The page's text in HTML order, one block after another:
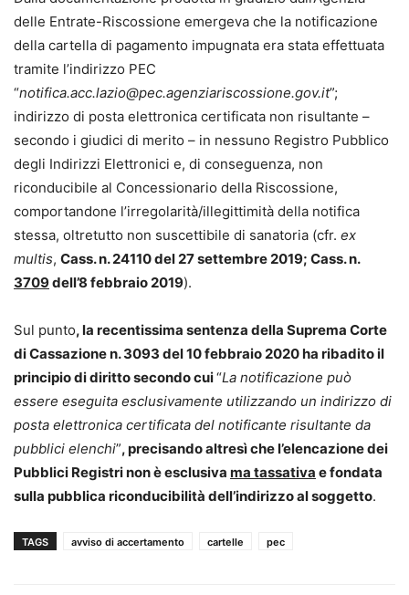
delle Entrate-Riscossione emergeva che la notificazione
della cartella di pagamento impugnata era stata effettuata
tramite l’indirizzo PEC
“notifica.acc.lazio@pec.agenziariscossione.gov.it”;
indirizzo di posta elettronica certificata non risultante –
secondo i giudici di merito – in nessuno Registro Pubblico
degli Indirizzi Elettronici e, di conseguenza, non
riconducibile al Concessionario della Riscossione,
comportandone l’irregolarità/illegittimità della notifica
stessa, oltretutto non suscettibile di sanatoria (cfr. ex
multis, Cass. n. 24110 del 27 settembre 2019; Cass. n.
3709dell’8 febbraio 2019).
Sul punto, la recentissima sentenza della Suprema Corte
di Cassazione n. 3093 del 10 febbraio 2020 ha ribadito il
principio di diritto secondo cui“La notificazione può
essere eseguita esclusivamente utilizzando un indirizzo di
posta elettronica certificata del notificante risultante da
pubblici elenchi”, precisando altresì che l’elencazione dei
Pubblici Registri non è esclusiva ma tassativa e fondata
sulla pubblica riconducibilità dell’indirizzo al soggetto.
TAGS avviso di accertamento cartelle pec